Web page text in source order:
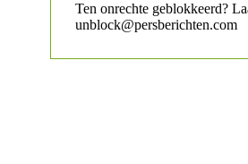
Ten onrechte geblokkeerd?
unblock@persberichten.com